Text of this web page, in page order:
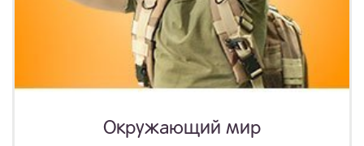
Окружающий мир